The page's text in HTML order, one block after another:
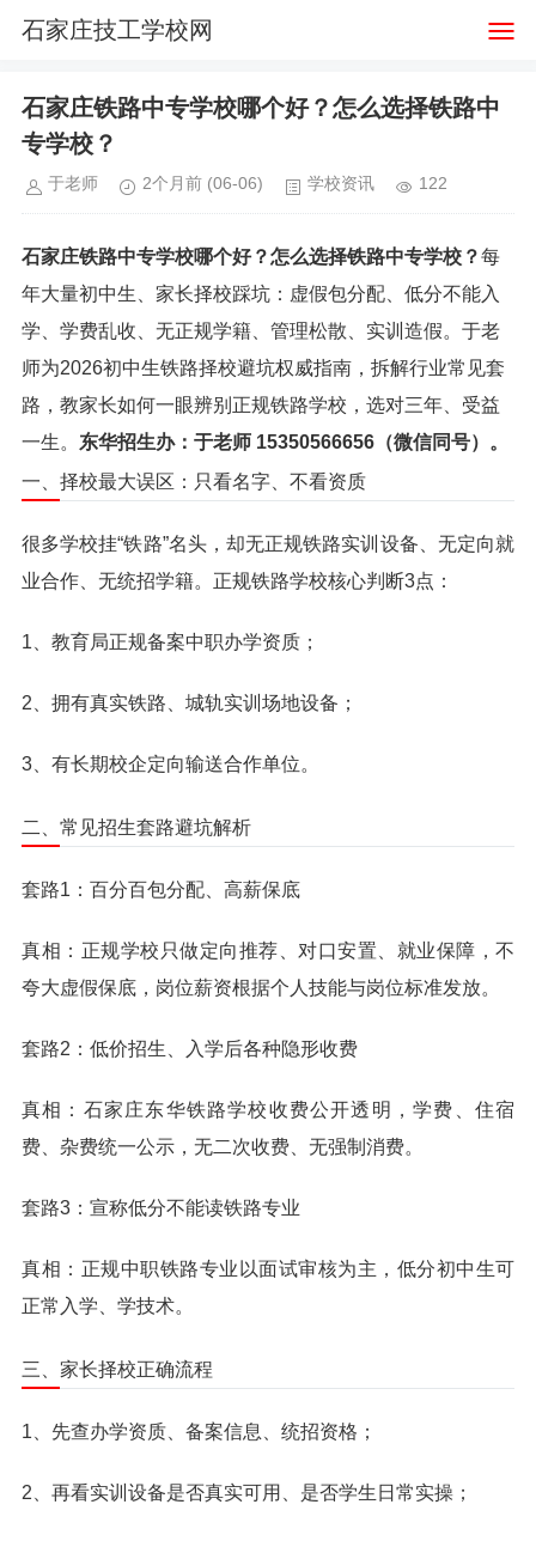
石家庄技工学校网
石家庄铁路中专学校哪个好？怎么选择铁路中
专学校？
于老师 2个月前 (06-06) 学校资讯 122
石家庄铁路中专学校哪个好？怎么选择铁路中专学校？每
年大量初中生、家长择校踩坑：虚假包分配、低分不能入
学、学费乱收、无正规学籍、管理松散、实训造假。于老
师为2026初中生铁路择校避坑权威指南，拆解行业常见套
路，教家长如何一眼辨别正规铁路学校，选对三年、受益
一生。 东华招生办：于老师 15350566656（微信同号）。
一、择校最大误区：只看名字、不看资质
很多学校挂“铁路”名头，却无正规铁路实训设备、无定向就
业合作、无统招学籍。正规铁路学校核心判断3点：
1、教育局正规备案中职办学资质；
2、拥有真实铁路、城轨实训场地设备；
3、有长期校企定向输送合作单位。
二、常见招生套路避坑解析
套路1：百分百包分配、高薪保底
真相：正规学校只做定向推荐、对口安置、就业保障，不
夸大虚假保底，岗位薪资根据个人技能与岗位标准发放。
套路2：低价招生、入学后各种隐形收费
真相：石家庄东华铁路学校收费公开透明，学费、住宿
费、杂费统一公示，无二次收费、无强制消费。
套路3：宣称低分不能读铁路专业
真相：正规中职铁路专业以面试审核为主，低分初中生可
正常入学、学技术。
三、家长择校正确流程
1、先查办学资质、备案信息、统招资格；
2、再看实训设备是否真实可用、是否学生日常实操；